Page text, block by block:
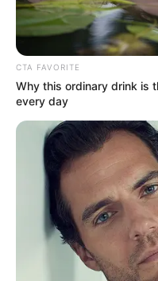
CTA FAVORITE
Why this ordinary drink is
every day